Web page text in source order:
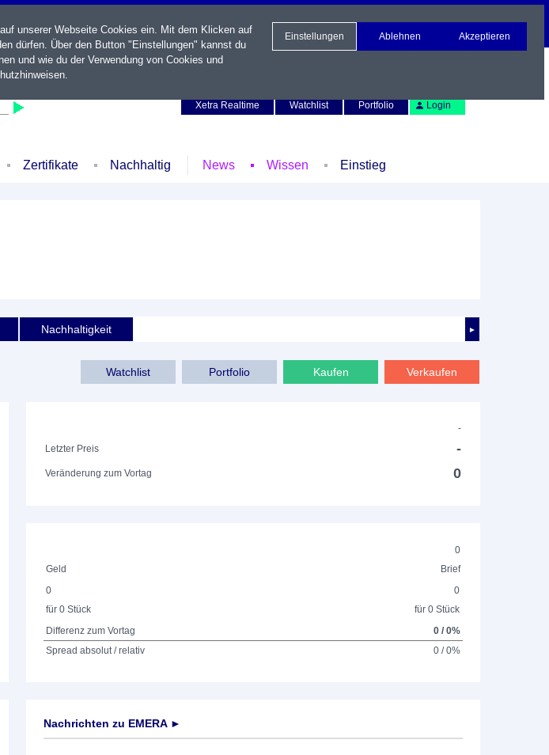
Xetra Realtime
Watchlist Portfolio Login
Zertifikate Nachhaltig News Wissen Einstieg
►
Nachhaltigkeit
Watchlist Portfolio Kaufen Verkaufen
-
Letzter Preis
-
Veränderung zum Vortag 0
0
Geld
Brief
0
für 0 Stück
0
für 0 Stück
Differenz zum Vortag
0 / 0%
Spread absolut / relativ
0 / 0%
Nachrichten zu EMERA►
unserer Webseite Cookies ein. Mit dem Klicken auf
dürfen. Über den Button "Einstellungen" kannst du
und wie du der Verwendung von Cookies und
.
Einstellungen Ablehnen Akzeptieren